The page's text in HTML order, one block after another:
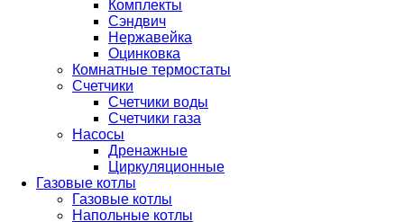
Комплекты
Сэндвич
Нержавейка
Оцинковка
Комнатные термостаты
Счетчики
Счетчики воды
Счетчики газа
Насосы
Дренажные
Циркуляционные
Газовые котлы
Газовые котлы
Напольные котлы